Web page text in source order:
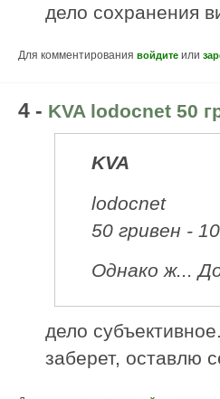
дело сохранения
Для комментирования войдите или
4 - KVA lodocnet 50
KVA
lodocnet
50 гривен -
Однако ж...
дело
заберет, оставлю